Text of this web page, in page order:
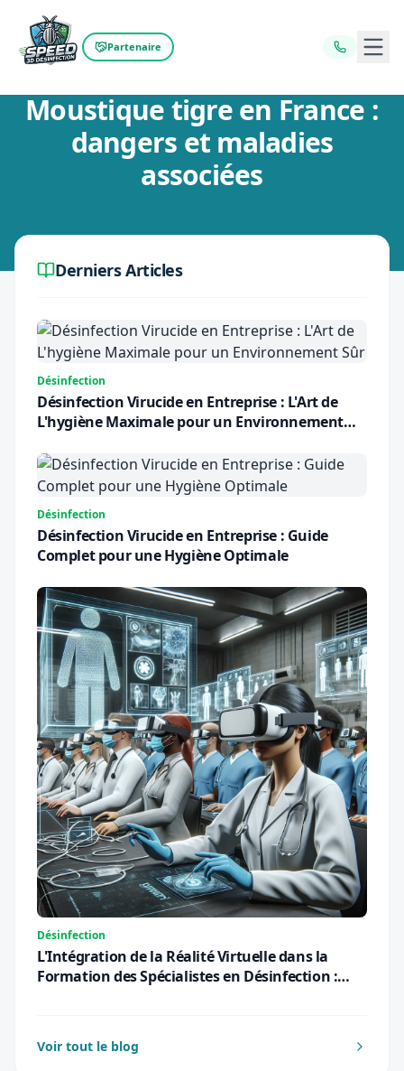
Partenaire
Retour au blog
Moustique tigre en France :
dangers et maladies
associées
Derniers Articles
Désinfection
Désinfection Virucide en Entreprise : L'Art de
L'hygiène Maximale pour un Environnement
Désinfection
Désinfection Virucide en Entreprise : Guide
Complet pour une Hygiène Optimale
Désinfection
L'Intégration de la Réalité Virtuelle dans la
Formation des Spécialistes en Désinfection :
Voir tout le blog